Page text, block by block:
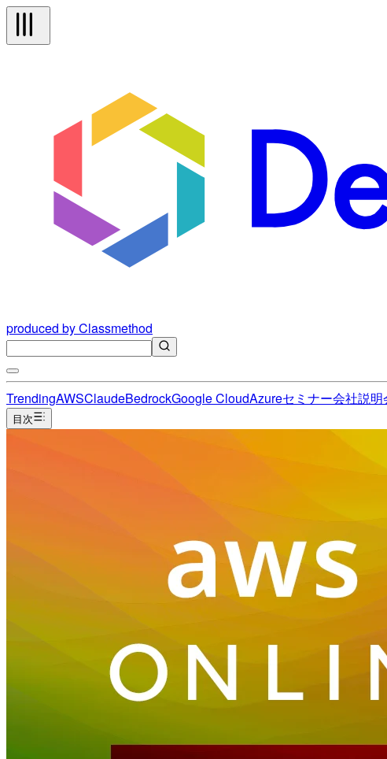
produced by Classmethod
TrendingAWSClaudeBedrockGoogle CloudAzureセミナー会社説明
目次